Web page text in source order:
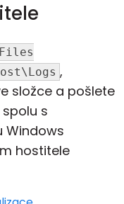
,
složce a pošlete
s
Windows
hostitele